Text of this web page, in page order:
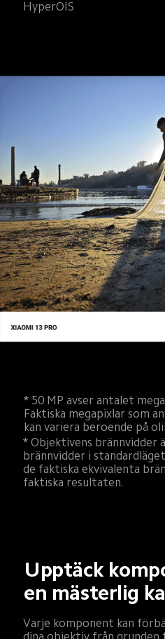
HyperOIS
* 50 MP avser antalet
Faktiska megapixlar som
kan variera beroende på
* Objektivens brännvidder
brännvidder i
de faktiska ekvivalenta
faktiska resultaten.
Upptäck
en mästerlig
Varje komponent kan
dina objektiv från